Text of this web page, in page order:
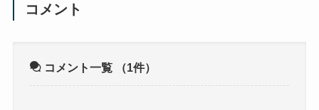
コメント
コメント一覧 （1件）